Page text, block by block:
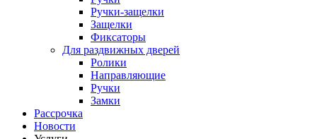
Ручки-защелки
Защелки
Фиксаторы
Для раздвижных дверей
Ролики
Направляющие
Ручки
Замки
Рассрочка
Новости